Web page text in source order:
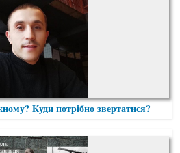
Куди потрібно звертатися?